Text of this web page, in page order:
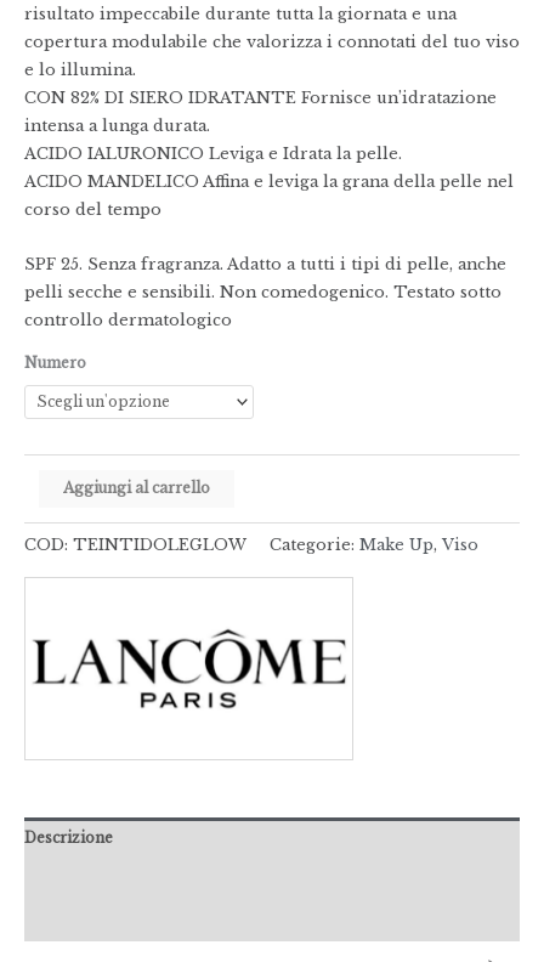
risultato impeccabile durante tutta la giornata e una
copertura modulabile che valorizza i connotati del tuo viso
e lo illumina.
CON 82% DI SIERO IDRATANTE Fornisce un’idratazione
intensa a lunga durata.
ACIDO IALURONICO Leviga e Idrata la pelle.
ACIDO MANDELICO Affina e leviga la grana della pelle nel
corso del tempo
SPF 25. Senza fragranza. Adatto a tutti i tipi di pelle, anche
pelli secche e sensibili. Non comedogenico. Testato sotto
controllo dermatologico
Numero
Aggiungi al carrello
COD: TEINTIDOLEGLOW Categorie: Make Up, Viso
Descrizione